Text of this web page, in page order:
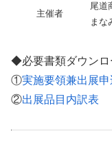
主催者
尾道
まな
◆必要書類ダウンロ
①実施要領兼出展
②出展品目内訳表